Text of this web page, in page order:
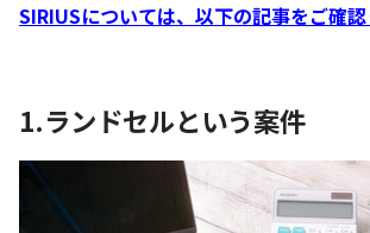
SIRIUSについては、以下の記事をご確認
1.ランドセルという案件